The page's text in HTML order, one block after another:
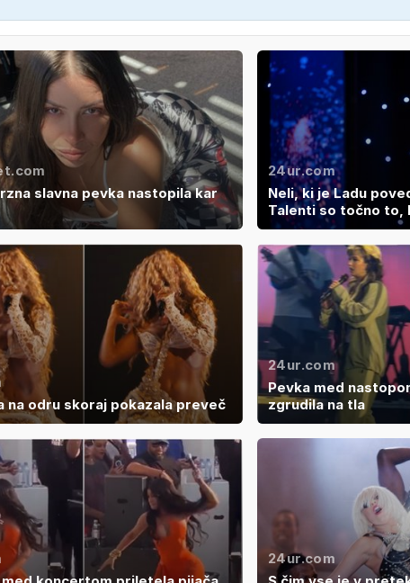
slavna pevka nastopila kar
24ur.com
Neli, ki je Ladu
Talenti so točno to,
na odru skoraj pokazala preveč
24ur.com
Pevka med
zgrudila na tla
24ur.com